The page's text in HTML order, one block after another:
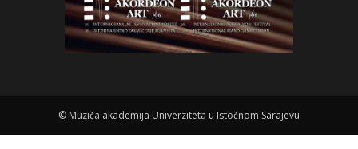
© Muziča akademija Univerziteta u Istočnom Sarajevu